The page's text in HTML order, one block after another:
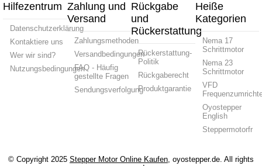
Hilfezentrum
Datenschutzerklärung
Kontaktiere uns
Wer wir sind?
Nutzungsbedingungen
Zahlung und
Versand
Zahlungsmethoden
Versandbedingungen
FAQ - Häufig
gestellte Fragen
Sendungsverfolgung
Rückgabe
und
Rückerstattung
Rückerstattung-
Politik
Rückgaberecht
Produktgarantie
Heiße
Kategorien
Nema 17
Schrittmotor
Nema 23
Schrittmotor
VFD
Oyostepper
English
Steppermotorfr
© Copyright 2025 Stepper Motor Online Kaufen, oyostepper.de. All rights